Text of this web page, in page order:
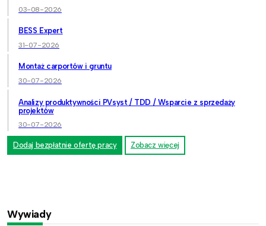
03-08-2026
BESS Expert
31-07-2026
Montaż carportów i gruntu
30-07-2026
Analizy produktywności PVsyst / TDD / Wsparcie z sprzedaży
projektów
30-07-2026
Dodaj bezpłatnie ofertę pracy Zobacz więcej
Wywiady